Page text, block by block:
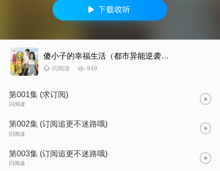
傻小子的幸福生活（都市异能逆袭爽文）
闪阅读 849
第001集 (求订阅)
闪阅读
第002集 (订阅追更不迷路哦)
闪阅读
第003集 (订阅追更不迷路哦)
闪阅读